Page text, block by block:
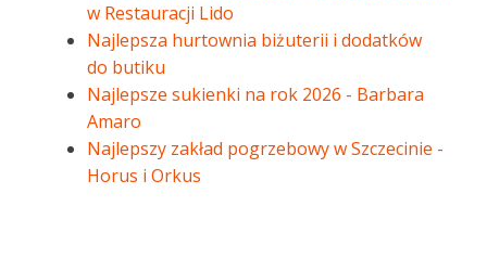
w Restauracji Lido
Najlepsza hurtownia biżuterii i dodatków
do butiku
Najlepsze sukienki na rok 2026 - Barbara
Amaro
Najlepszy zakład pogrzebowy w Szczecinie -
Horus i Orkus